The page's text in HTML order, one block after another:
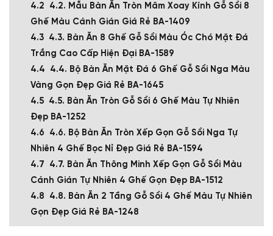
4.2. Mẫu Bàn Ăn Tròn Mâm Xoay Kính Gỗ Sồi 8
Ghế Màu Cánh Gián Giá Rẻ BA-1409
4.3. Bàn Ăn 8 Ghế Gỗ Sồi Màu Óc Chó Mặt Đá
Trắng Cao Cấp Hiện Đại BA-1589
4.4. Bộ Bàn Ăn Mặt Đá 6 Ghế Gỗ Sồi Nga Màu
Vàng Gọn Đẹp Giá Rẻ BA-1645
4.5. Bàn Ăn Tròn Gỗ Sồi 6 Ghế Màu Tự Nhiên
Đẹp BA-1252
4.6. Bộ Bàn Ăn Tròn Xếp Gọn Gỗ Sồi Nga Tự
Nhiên 4 Ghế Bọc Nỉ Đẹp Giá Rẻ BA-1594
4.7. Bàn Ăn Thông Minh Xếp Gọn Gỗ Sồi Màu
Cánh Gián Tự Nhiên 4 Ghế Gọn Đẹp BA-1512
4.8. Bàn Ăn 2 Tầng Gỗ Sồi 4 Ghế Màu Tự Nhiên
Gọn Đẹp Giá Rẻ BA-1248